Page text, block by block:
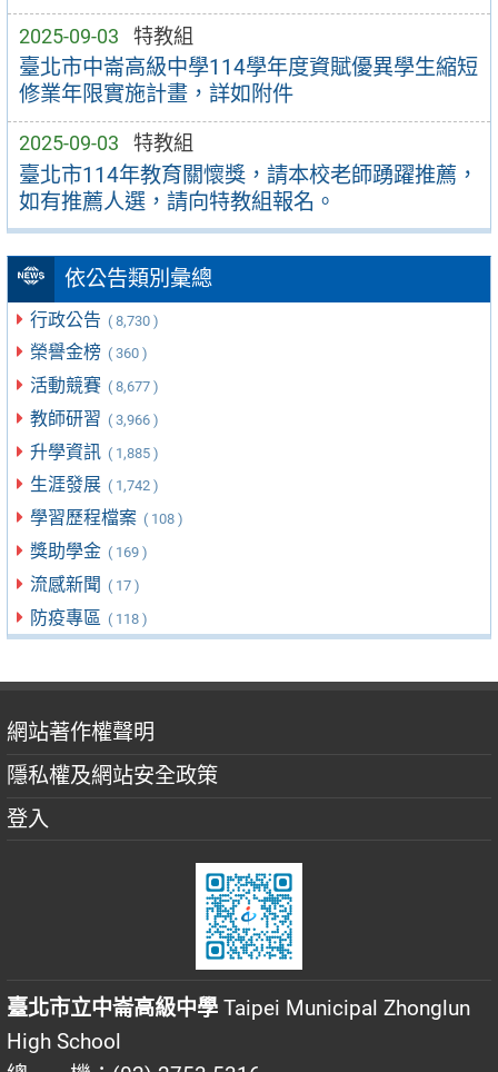
2025-09-03 特教組
臺北市中崙高級中學114學年度資賦優異學生縮短
修業年限實施計畫，詳如附件
2025-09-03 特教組
臺北市114年教育關懷獎，請本校老師踴躍推薦，
如有推薦人選，請向特教組報名。
依公告類別彙總
行政公告 ( 8,730 )
榮譽金榜 ( 360 )
活動競賽 ( 8,677 )
教師研習 ( 3,966 )
升學資訊 ( 1,885 )
生涯發展 ( 1,742 )
學習歷程檔案 ( 108 )
獎助學金 ( 169 )
流感新聞 ( 17 )
防疫專區 ( 118 )
網站著作權聲明
隱私權及網站安全政策
登入
臺北市立中崙高級中學 Taipei Municipal Zhonglun
High School